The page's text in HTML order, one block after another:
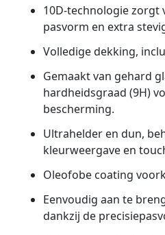
10D-technologie zorgt
pasvorm en extra
Volledige dekking,
Gemaakt van gehard
hardheidsgraad (9H)
bescherming.
Ultrahelder en dun,
kleurweergave en
Oleofobe coating
Eenvoudig aan te
dankzij de